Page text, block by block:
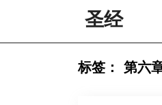
圣经
标签： 第六